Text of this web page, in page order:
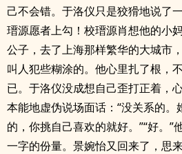
己不会错。于洛仪只是狡猾地说了
瑨源愿者上勾！校瑨源肖想他的小
公子，去了上海那样繁华的大城市
叫人犯些糊涂的。他心里扎了根，
已。于洛仪没成想自己歪打正着，
本能地虚伪说场面话：“没关系的
的，你挑自己喜欢的就好。”“好。”
一字的份量。景婉怡又回来了，思